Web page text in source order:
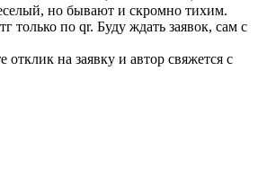
но бывают и скромно тихим.
только по qr. Буду ждать заявок, сам с
отклик на заявку и автор свяжется с